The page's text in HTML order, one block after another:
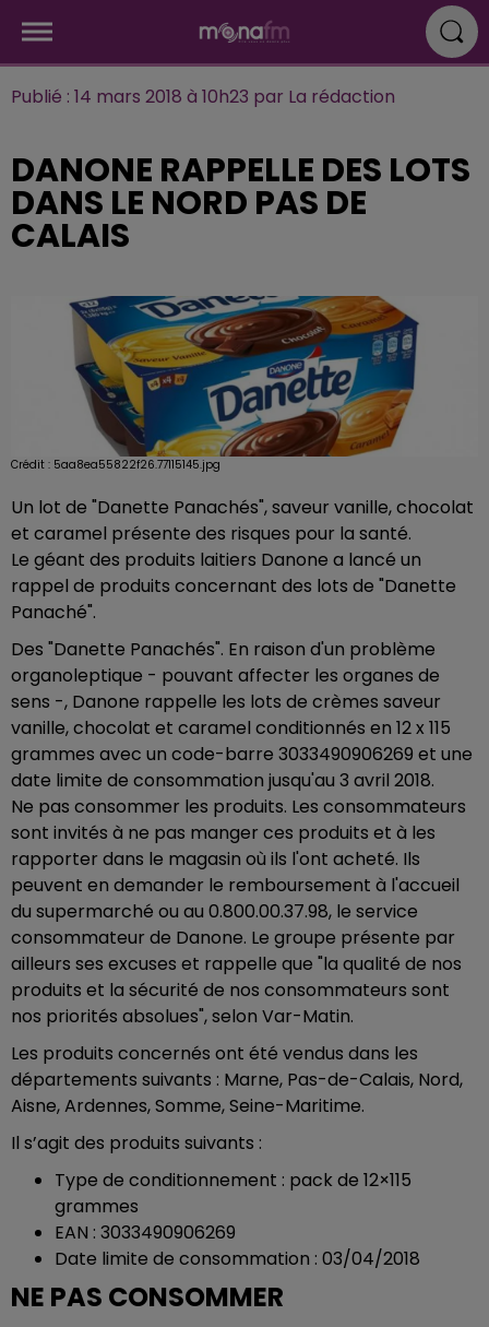
Publié : 14 mars 2018 à 10h23 par La rédaction
DANONE RAPPELLE DES LOTS
DANS LE NORD PAS DE
CALAIS
Crédit : 5aa8ea55822f26.77115145.jpg
Un lot de "Danette Panachés", saveur vanille, chocolat
et caramel présente des risques pour la santé.
Le géant des produits laitiers Danone a lancé un
rappel de produits concernant des lots de "Danette
Panaché".
Des "Danette Panachés". En raison d'un problème
organoleptique - pouvant affecter les organes de
sens -, Danone rappelle les lots de crèmes saveur
vanille, chocolat et caramel conditionnés en 12 x 115
grammes avec un code-barre 3033490906269 et une
date limite de consommation jusqu'au 3 avril 2018.
Ne pas consommer les produits. Les consommateurs
sont invités à ne pas manger ces produits et à les
rapporter dans le magasin où ils l'ont acheté. Ils
peuvent en demander le remboursement à l'accueil
du supermarché ou au 0.800.00.37.98, le service
consommateur de Danone. Le groupe présente par
ailleurs ses excuses et rappelle que "la qualité de nos
produits et la sécurité de nos consommateurs sont
nos priorités absolues", selon Var-Matin.
Les produits concernés ont été vendus dans les
départements suivants : Marne, Pas-de-Calais, Nord,
Aisne, Ardennes, Somme, Seine-Maritime.
Il s’agit des produits suivants :
Type de conditionnement : pack de 12×115
grammes
EAN : 3033490906269
Date limite de consommation : 03/04/2018
NE PAS CONSOMMER